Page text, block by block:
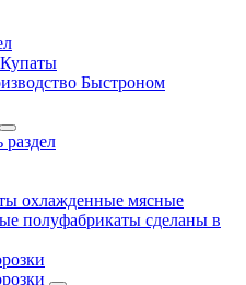
Быстроном
раздел
охлажденные мясные
полуфабрикаты сделаны в